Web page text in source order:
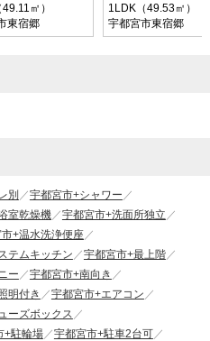
㎡）
東宿郷
1LDK（49.53㎡）
宇都宮市東宿郷
別
宇都宮市+シャワー
室乾燥機
宇都宮市+洗面所独立
+温水洗浄便座
テムキッチン
宇都宮市+最上階
ー
宇都宮市+南向き
明付き
宇都宮市+エアコン
ーズボックス
+駐輪場
宇都宮市+駐車2台可